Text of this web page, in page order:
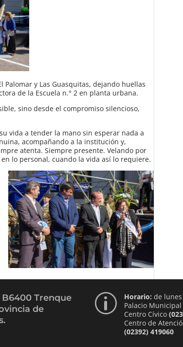
Palomar y Las Guasquitas, dejando huellas
de la Escuela n.° 2 en planta urbana.
sino desde el compromiso silencioso,
vida a tender la mano sin esperar nada a
acompañando a la institución y,
atenta. Siempre presente. Velando por
lo personal, cuando la vida así lo requiere.
B6400 Trenque
de
p Horario: de
Palacio Municipal
Centro Cívico
Centro de
(02392) 419060